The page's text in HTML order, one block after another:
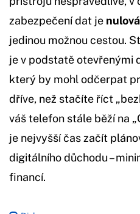
zabezpečení dat je
jedinou možnou cestou.
je v podstatě otevřenými
který by mohl odčerpat
dříve, než stačíte říct
váš telefon stále běží na
je nejvyšší čas začít
digitálního důchodu –
financí.